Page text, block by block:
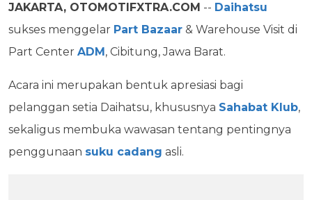
JAKARTA, OTOMOTIFXTRA.COM -- Daihatsu
sukses menggelar Part Bazaar & Warehouse Visit di
Part Center ADM , Cibitung, Jawa Barat.
Acara ini merupakan bentuk apresiasi bagi
pelanggan setia Daihatsu, khususnya Sahabat Klub,
sekaligus membuka wawasan tentang pentingnya
penggunaan suku cadang asli.